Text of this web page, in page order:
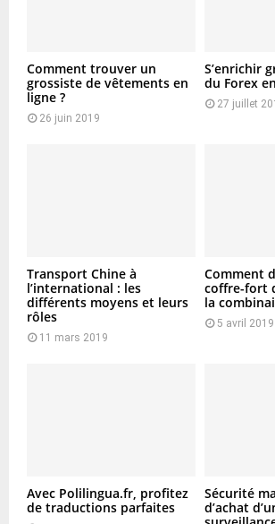
Comment trouver un
grossiste de vêtements en
ligne ?
26 juin 2019
S’enrichir
du Forex
27 juillet
Transport Chine à
l’international : les
différents moyens et leurs
rôles
11 mars 2019
Comment
coffre-fort
la
5 avril 2019
Avec Polilingua.fr, profitez
de traductions parfaites
Sécurité
d’achat